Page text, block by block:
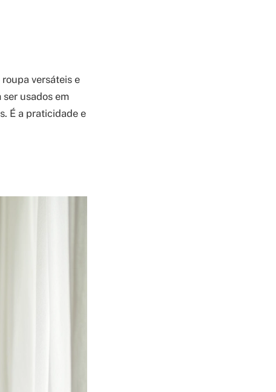
versáteis e
usados em
É a praticidade e